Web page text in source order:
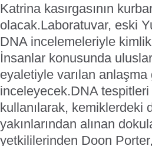
Katrina kasırgasının
olacak.Laboratuvar, eski
DNA incelemeleriyle
İnsanlar konusunda
eyaletiyle varılan
inceleyecek.DNA
kullanılarak, kemiklerdeki
yakınlarından alınan
yetkililerinden Doon